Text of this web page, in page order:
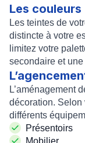
Les couleurs
Les teintes de
distincte à votre
limitez votre
secondaire et
L’aménagement
décoration. Selon
différents
Présentoirs
Mobilier